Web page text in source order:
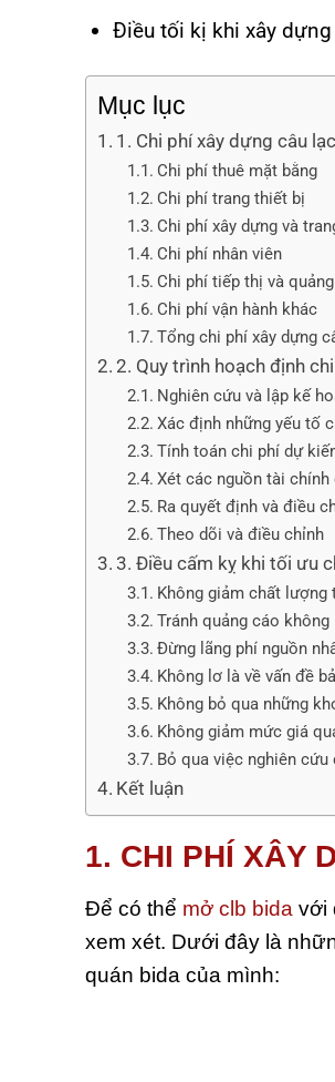
Điều tối kị khi xây
Mục lục
1. Chi phí xây dựng câu
Chi phí thuê mặt bằng
Chi phí trang thiết bị
Chi phí xây dựng và
Chi phí nhân viên
Chi phí tiếp thị và
Chi phí vận hành khác
Tổng chi phí xây dựng
2. Quy trình hoạch định
Nghiên cứu và lập kế
Xác định những yếu tố
Tính toán chi phí dự
Xét các nguồn tài chính
Ra quyết định và điều
Theo dõi và điều chỉnh
3. Điều cấm kỵ khi tối ưu
Không giảm chất lượng
Tránh quảng cáo không
Đừng lãng phí nguồn
Không lơ là về vấn đề
Không bỏ qua những
Không giảm mức giá
Bỏ qua việc nghiên
Kết luận
1. CHI PHÍ XÂY
Để có thể mở clb bida với
xem xét. Dưới đây là
quán bida của mình: